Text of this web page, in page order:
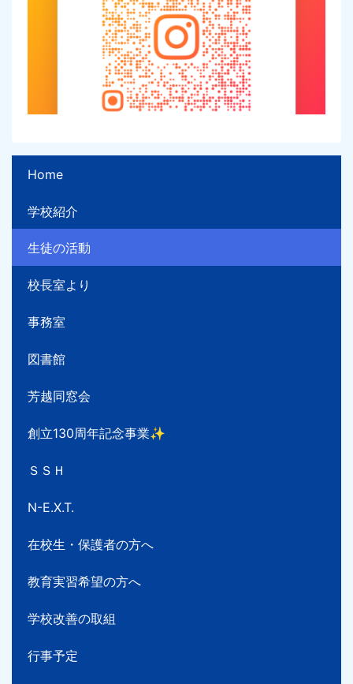
Home
学校紹介
生徒の活動
校長室より
事務室
図書館
芳越同窓会
創立130周年記念事業✨
ＳＳＨ
N-E.X.T.
在校生・保護者の方へ
教育実習希望の方へ
学校改善の取組
行事予定